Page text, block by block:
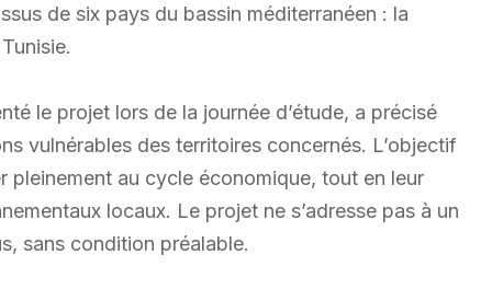
de six pays du bassin méditerranéen : la
le projet lors de la journée d’étude, a précisé
vulnérables des territoires concernés. L’objectif
au cycle économique, tout en leur
locaux. Le projet ne s’adresse pas à un
sans condition préalable.